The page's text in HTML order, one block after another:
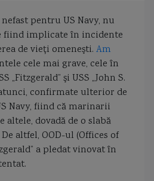
batalii navale bateria Perseverenta
beiul de samos Black Ball Line
bric bricul Mircea Brutar
caic brancovenesc calitati manevriere
pentru US Navy, nu
fiind implicate în incidente
de vieţi omeneşti. Am
cele mai grave, cele în
„Fitzgerald” şi USS „John S.
confirmate ulterior de
Navy, fiind că marinarii
dovadă de o slabă
altfel, OOD-ul (Offices of
a pledat vinovat în